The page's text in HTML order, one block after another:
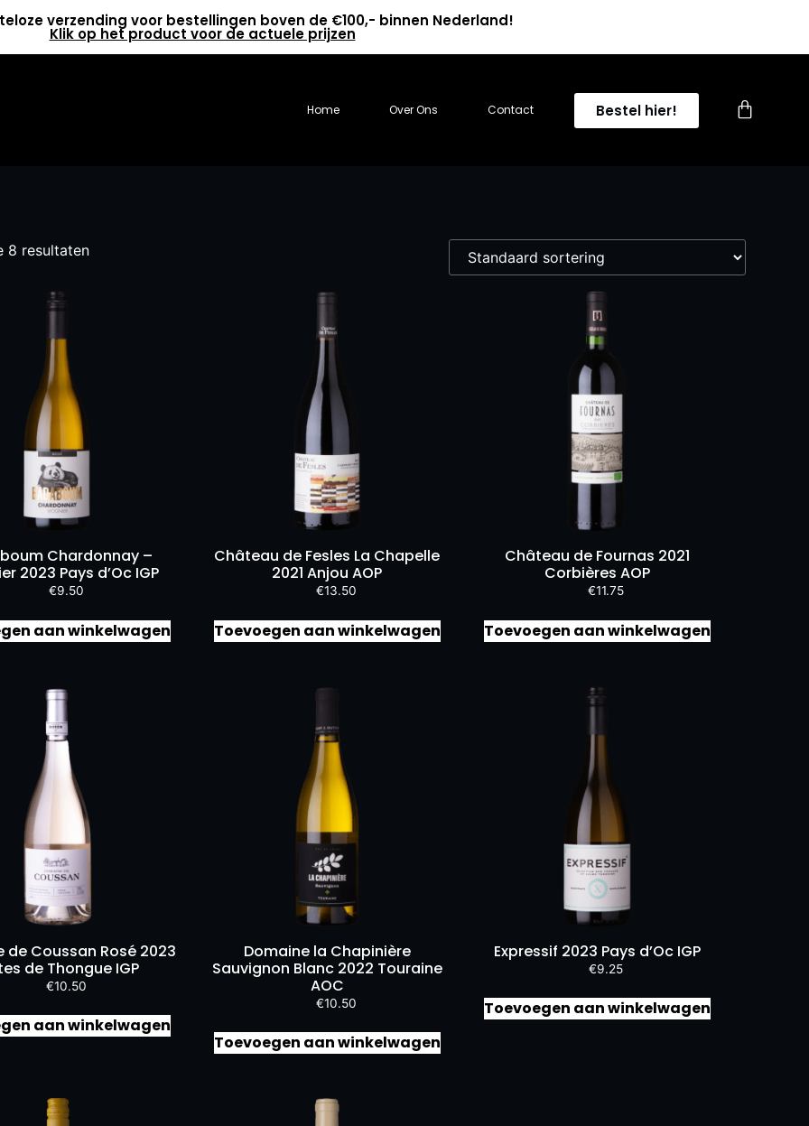
verzending voor bestellingen boven de €100,- binnen Nederland!
Klik op het product voor de actuele prijzen
Home Over Ons Contact Bestel hier!
0
8 resultaten
Chardonnay –
2023 Pays d’Oc IGP
€9.50
aan winkelwagen
Château de Fesles La Chapelle
2021 Anjou AOP
€13.50
Toevoegen aan winkelwagen
Château de Fournas 2021
Corbières AOP
€11.75
Toevoegen aan winkelwagen
de Coussan Rosé 2023
de Thongue IGP
€10.50
aan winkelwagen
Domaine la Chapinière
Sauvignon Blanc 2022 Touraine
AOC
€10.50
Toevoegen aan winkelwagen
Expressif 2023 Pays d’Oc IGP
€9.25
Toevoegen aan winkelwagen